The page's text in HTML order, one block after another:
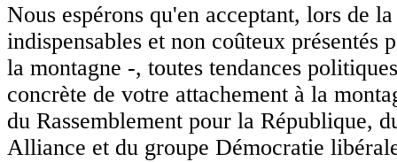
Nous espérons qu'en acceptant, lors de
indispensables et non coûteux
la montagne -, toutes tendances
concrète de votre attachement à la
du Rassemblement pour la République,
Alliance et du groupe Démocratie